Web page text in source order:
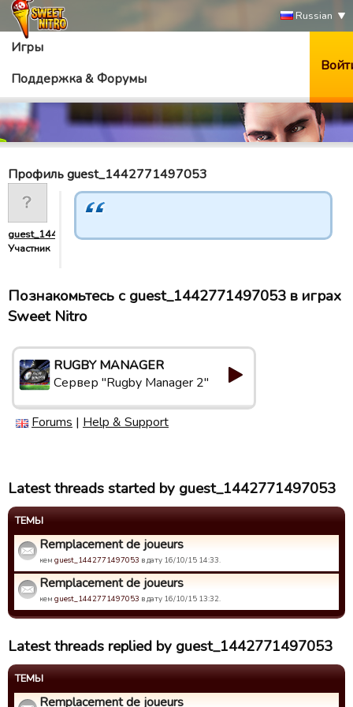
Russian
Игры
Поддержка & Форумы
Профиль guest_1442771497053
guest_1442771497053
Участник
Познакомьтесь с guest_1442771497053 в играх
Sweet Nitro
RUGBY MANAGER
Сервер "Rugby Manager 2"
Forums | Help & Support
Latest threads started by guest_1442771497053
ТЕМЫ
Remplacement de joueurs
кем guest_1442771497053 в дату 16/10/15 14:33.
Remplacement de joueurs
кем guest_1442771497053 в дату 16/10/15 13:32.
Latest threads replied by guest_1442771497053
ТЕМЫ
Remplacement de joueurs